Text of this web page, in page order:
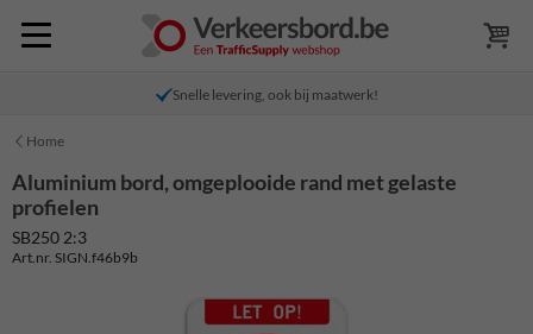
Snelle levering, ook bij maatwerk!
Home
Aluminium bord, omgeplooide rand met gelaste
profielen
SB250 2:3
Art.nr. SIGN.f46b9b